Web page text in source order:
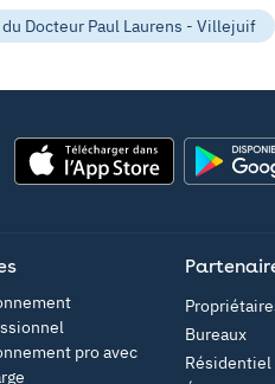
du Docteur Paul Laurens - Villejuif
pro avec
Bureaux
Résidentiel